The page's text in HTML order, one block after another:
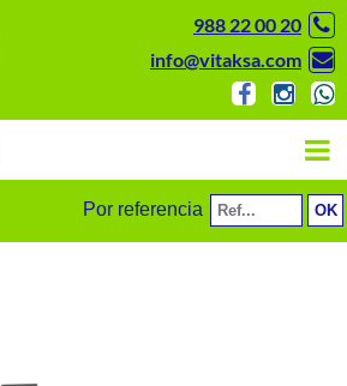
988 22 00 20
info@vitaksa.com
Por referencia